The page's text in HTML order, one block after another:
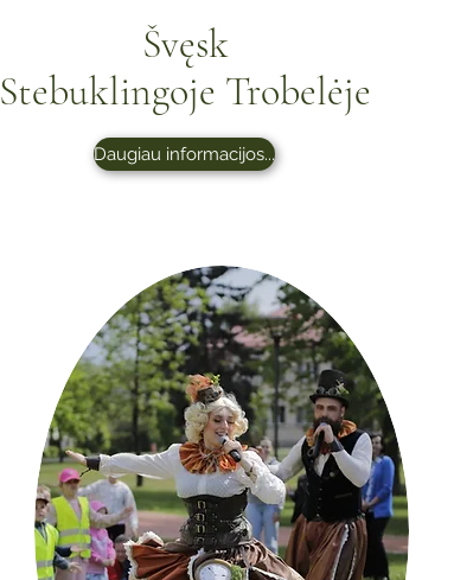
Švęsk
Stebuklingoje Trobelėje
Daugiau informacijos...